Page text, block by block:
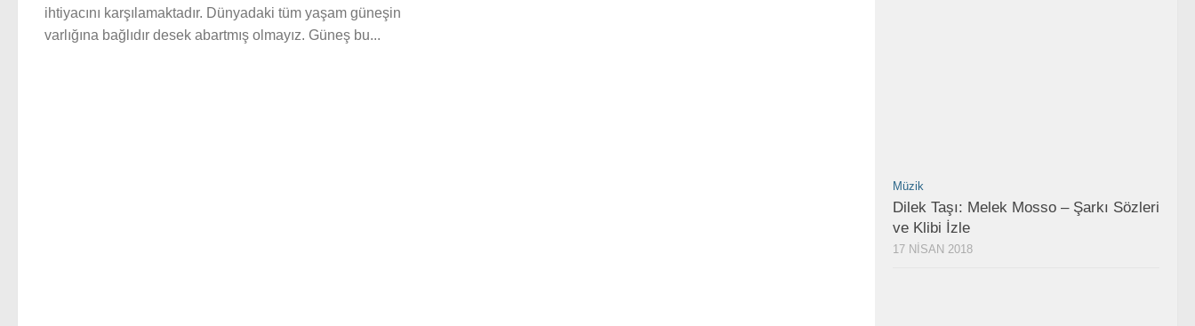
ihtiyacını karşılamaktadır. Dünyadaki tüm yaşam güneşin
varlığına bağlıdır desek abartmış olmayız. Güneş bu...
Müzik
Dilek Taşı: Melek Mosso – Şarkı Sözleri
ve Klibi İzle
17 NISAN 2018